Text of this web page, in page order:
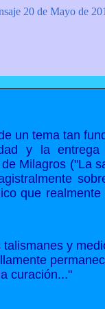
20 de Mayo de
un tema tan
y la
Milagros ("La
que
y
curación..."